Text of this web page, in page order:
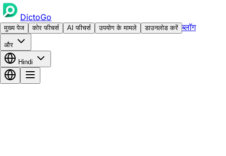
DictoGo
मुख्य पेज कोर फीचर्स AI फीचर्स उपयोग के मामले डाउनलोड करें ब्लॉग
और
Hindi